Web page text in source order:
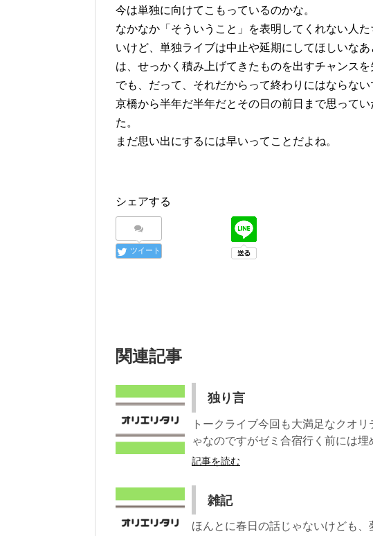
今は単独に向けてこもっているのかな。
なかなか「そういうこと」を表明してくれない人
いけど、単独ライブは中止や延期にしてほしいな
は、せっかく積み上げてきたものを出すチャンス
でも、だって、それだからって終わりにはならない
京橋から半年だ半年だとその日の前日まで思って
た。
まだ思い出にするには早いってことだよね。
シェアする
ツイート
関連記事
独り言
トークライブ今回も大満足なクオ
ゃなのですがゼミ合宿行く前には
記事を読む
雑記
ほんとに春日の話じゃないけども